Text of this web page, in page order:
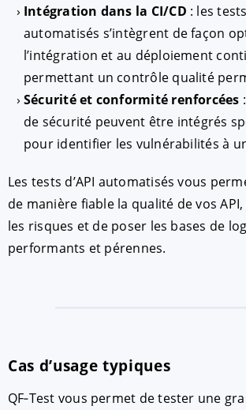
Intégration dans la CI/CD : les
automatisés s’intègrent de façon
l’intégration et au déploiement
permettant un contrôle qualité
Sécurité et conformité renforcées
de sécurité peuvent être intégrés
pour identifier les vulnérabilités à
Les tests d’API automatisés vous
de manière fiable la qualité de vos
les risques et de poser les bases de
performants et pérennes.
Cas d’usage typiques
QF‑Test vous permet de tester une